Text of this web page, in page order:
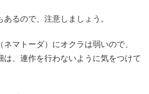
るので、注意しましょう。
ネマトーダ）にオクラは弱いので、
は、連作を行わないように気をつけて